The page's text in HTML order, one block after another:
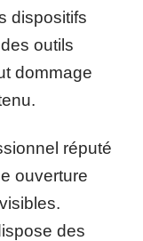
dispositifs
outils
dommage
réputé
ouverture
des